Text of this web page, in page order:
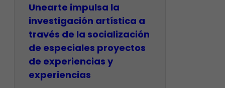
Unearte impulsa la
investigación artística a
través de la socialización
de especiales proyectos
de experiencias y
experiencias